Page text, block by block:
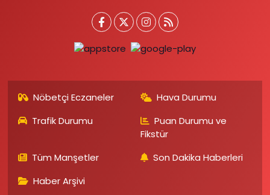
Nöbetçi Eczaneler
Hava Durumu
Trafik Durumu
Puan Durumu ve
Fikstür
Tüm Manşetler
Son Dakika Haberleri
Haber Arşivi